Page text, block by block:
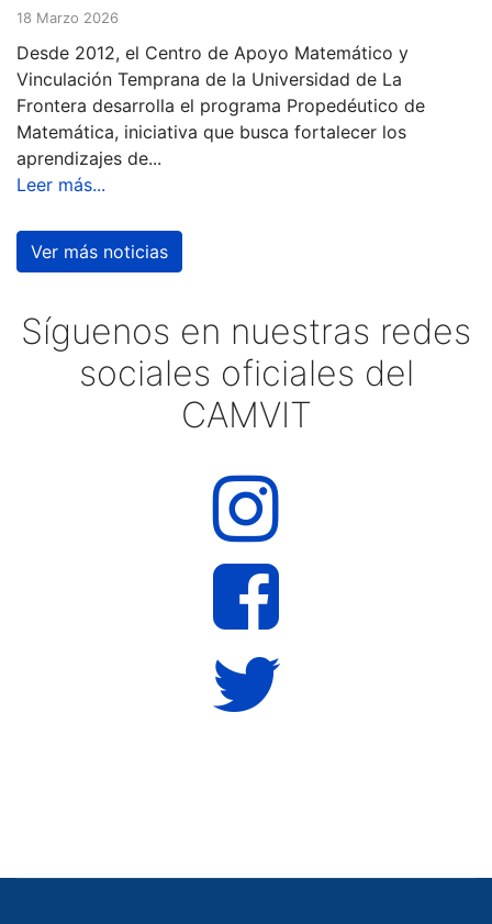
18 Marzo 2026
Desde 2012, el Centro de Apoyo Matemático y
Vinculación Temprana de la Universidad de La
Frontera desarrolla el programa Propedéutico de
Matemática, iniciativa que busca fortalecer los
aprendizajes de...
Leer más...
Ver más noticias
Síguenos en nuestras redes
sociales oficiales del
CAMVIT